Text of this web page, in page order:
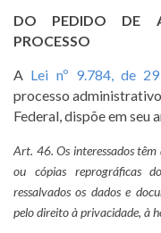
DO PEDIDO DE
PROCESSO
A Lei nº 9.784, de
processo
Federal, dispõe em seu
Art. 46. Os interessados
ou cópias reprográficas
ressalvados os dados e
pelo direito à privacidade, à